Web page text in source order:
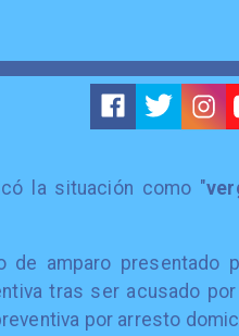
la situación como "
de amparo presentado
tras ser acusado
por arresto